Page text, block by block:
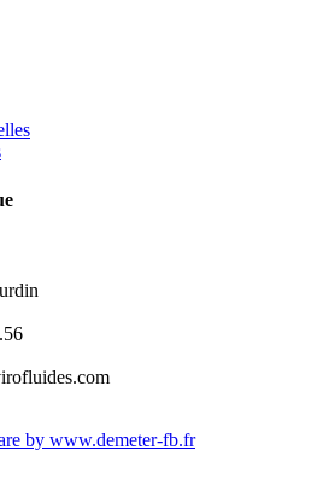
by www.demeter-fb.fr